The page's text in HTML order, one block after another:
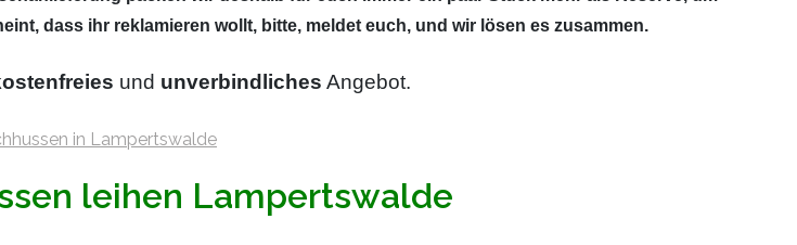
dass ihr reklamieren wollt, bitte, meldet euch, und wir lösen es zusammen.
und unverbindliches Angebot.
leihen Lampertswalde